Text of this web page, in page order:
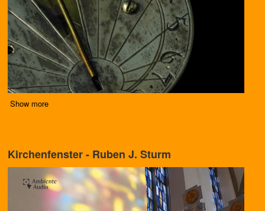
Show more
Kirchenfenster - Ruben J. Sturm